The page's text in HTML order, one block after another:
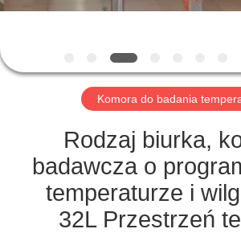
PO
KONTROLA
JAKOŚCI
SITEMAP
PRIVACY
Komora do badania
Rodzaj biurka,
badawcza o
temperaturze i
32L Przestrzeń